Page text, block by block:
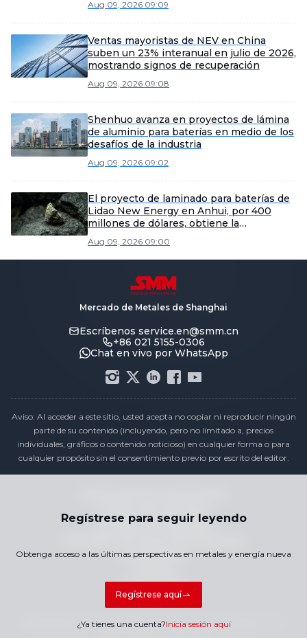
mercado.
Aug 09, 2026 09:09
Ventas mayoristas de NEV en China
suben un 23% interanual en julio de 2026,
mostrando signos de recuperación
Aug 09, 2026 09:08
Shenhuo avanza en proyectos de lámina
de aluminio para baterías en medio de los
desafíos de la industria
Aug 09, 2026 09:02
El proyecto de laminado para baterías de
Lidao New Energy en Anhui, por 400
millones de dólares, obtiene la
capacidad anual de 50.000 toneladas
métricas.
Aug 09, 2026 09:00
Regístrese para seguir leyendo
Obtenga acceso a las últimas perspectivas en metales y energía nueva
Regístrese aquí
¿Ya tienes una cuenta?Inicia sesión aquí
Mercado de Metales de Shanghai
Escríbenos service.en@smm.cn
+86 021 5155-0306
Chat en vivo por WhatsApp
Aviso: Al acceder a este sitio, usted acepta no copiar ni reproducir ningún
parte de su contenido (incluyendo, pero no limitado a, precios
individuales, gráficos o contenido noticioso) en cualquier forma o para
cualquier propósito sin el consentimiento previo por escrito del editor.
Política de privacidad
Términos y Condiciones
Contáctenos
Mapa del Sitio
Derechos de autor © 2026 SMM Information & Technology Co., Ltd.